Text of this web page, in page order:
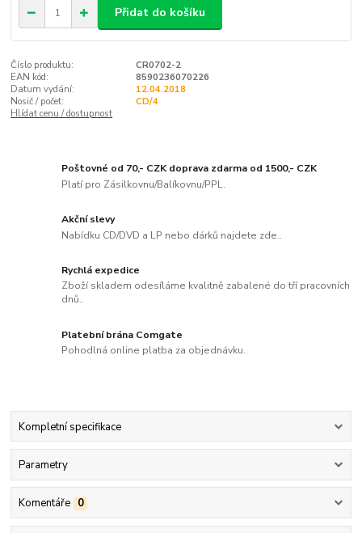
Přidat do košíku
Číslo produktu:
CR0702-2
EAN kód:
8590236070226
Datum vydání:
12.04.2018
Nosič / počet:
CD/4
Hlídat cenu / dostupnost
Poštovné od 70,- CZK doprava zdarma od 1500,- CZK
Platí pro Zásilkovnu/Balíkovnu/PPL.
Akční slevy
Nabídku CD/DVD a LP nebo dárků najdete zde..
Rychlá expedice
Zboží skladem odesíláme kvalitně zabalené do tří pracovních
dnů..
Platební brána Comgate
Pohodlná online platba za objednávku.
Kompletní specifikace
Parametry
Komentáře 0